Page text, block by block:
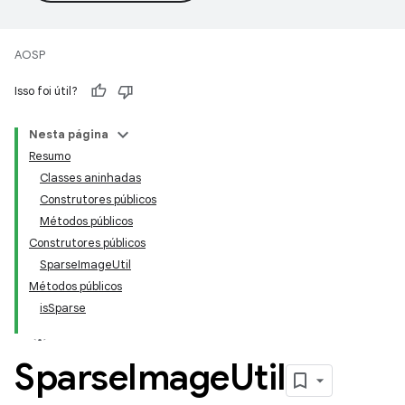
AOSP
Isso foi útil?
Nesta página
Resumo
Classes aninhadas
Construtores públicos
Métodos públicos
Construtores públicos
SparseImageUtil
Métodos públicos
isSparse
SparseImageUtil